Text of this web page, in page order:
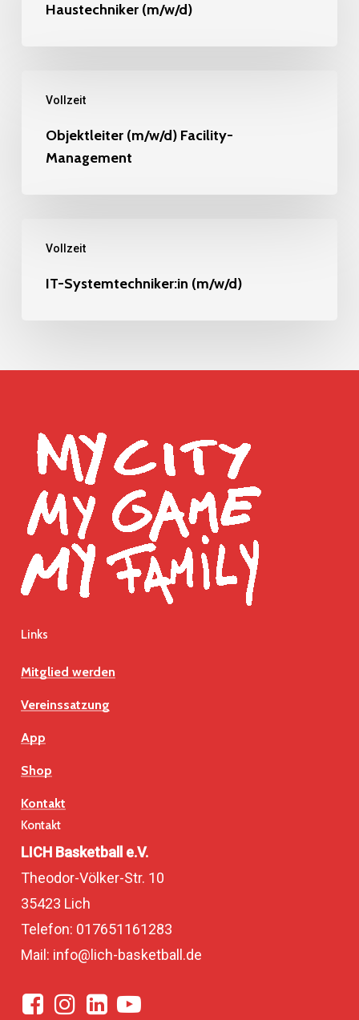
Haustechniker (m/w/d)
Vollzeit
(m/w/d)
Facility-
Management
Objektleiter (m/w/d) Facility-
Management
Vollzeit
Systemtechniker:in
(m/w/d)
IT-Systemtechniker:in (m/w/d)
Links
Mitglied werden
Vereinssatzung
App
Shop
Kontakt
Kontakt
LICH Basketball e.V.
Theodor-Völker-Str. 10
35423 Lich
Telefon: 017651161283
Mail: info@lich-basketball.de